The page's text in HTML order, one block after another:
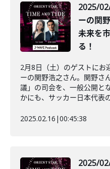
2025/
ーの関
未来を
る！
2月8日（土）のゲストにお
ーの関野浩之さん。関野さ
議」の司会を、一般公開と
かにも、サッカー日本代表
2025.02.16 |00:45:38
2025/